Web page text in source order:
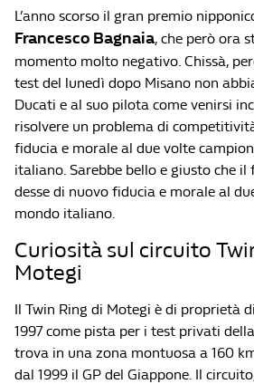
L’anno scorso il gran premio
Francesco Bagnaia, che però ora
momento molto negativo. Chissà,
test del lunedì dopo Misano non
Ducati e al suo pilota come venirsi
risolvere un problema di
fiducia e morale al due volte
italiano. Sarebbe bello e giusto che
desse di nuovo fiducia e morale al
mondo italiano.
Curiosità sul circuito
Motegi
Il Twin Ring di Motegi è di proprietà
1997 come pista per i test privati
trova in una zona montuosa a 160
dal 1999 il GP del Giappone. Il